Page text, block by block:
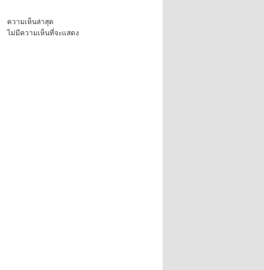
ความเห็นล่าสุด
ไม่มีความเห็นที่จะแสดง